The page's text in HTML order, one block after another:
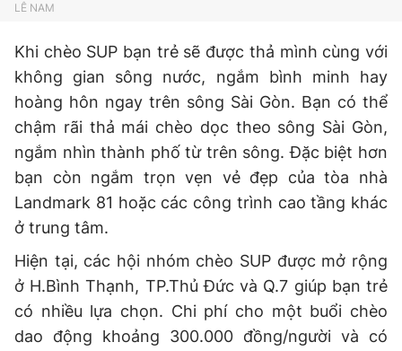
LÊ NAM
Khi chèo SUP bạn trẻ sẽ được thả mình cùng với
không gian sông nước, ngắm bình minh hay
hoàng hôn ngay trên sông Sài Gòn. Bạn có thể
chậm rãi thả mái chèo dọc theo sông Sài Gòn,
ngắm nhìn thành phố từ trên sông. Đặc biệt hơn
bạn còn ngắm trọn vẹn vẻ đẹp của tòa nhà
Landmark 81 hoặc các công trình cao tầng khác
ở trung tâm.
Hiện tại, các hội nhóm chèo SUP được mở rộng
ở H.Bình Thạnh, TP.Thủ Đức và Q.7 giúp bạn trẻ
có nhiều lựa chọn. Chi phí cho một buổi chèo
dao động khoảng 300.000 đồng/người và có